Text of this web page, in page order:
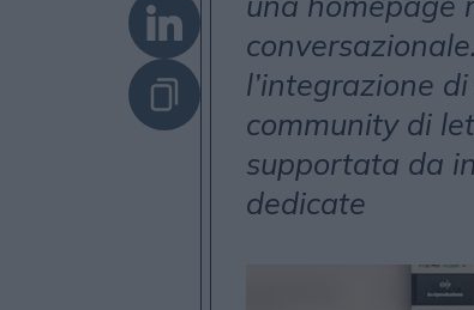
l’integrazione
community di
supportata da
dedicate